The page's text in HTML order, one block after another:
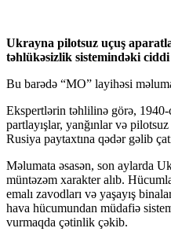
Ukrayna pilotsuz uçuş
təhlükəsizlik sistemindəki
Bu barədə “MO” layihəsi
Ekspertlərin təhlilinə görə,
partlayışlar, yanğınlar və
Rusiya paytaxtına qədər gəlib
Məlumata əsasən, son aylarda
müntəzəm xarakter alıb.
emalı zavodları və yaşayış
hava hücumundan müdafiə
vurmaqda çətinlik çəkib.